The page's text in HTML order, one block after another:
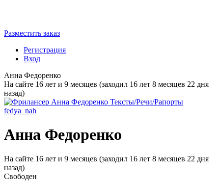
Разместить заказ
Регистрация
Вход
Анна Федоренко
На сайте 16 лет и 9 месяцев (заходил 16 лет 8 месяцев 22 дня
назад)
Анна Федоренко
На сайте 16 лет и 9 месяцев (заходил 16 лет 8 месяцев 22 дня
назад)
Свободен